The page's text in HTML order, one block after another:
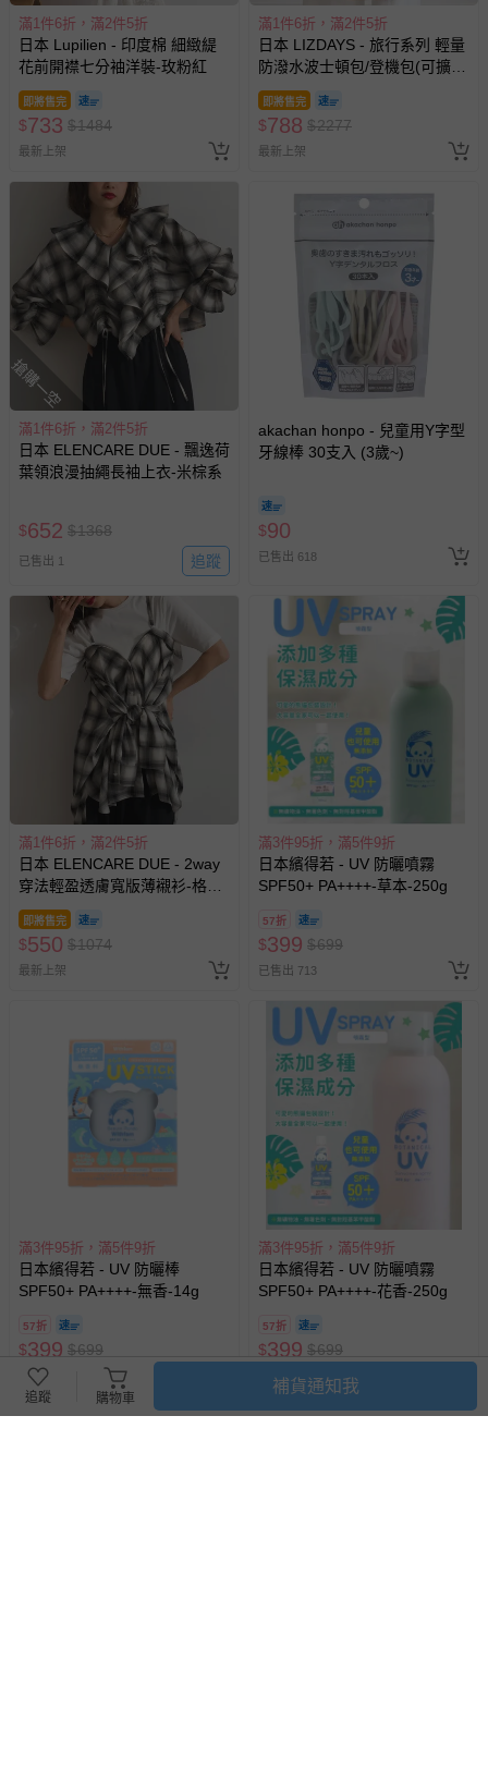
滿1件6折，滿2件5折
日本 Lupilien - 印度棉 細緻緹
花前開襟七分袖洋裝-玫粉紅
即將售完
$733 $1484
最新上架
滿1件6折，滿2件5折
日本 LIZDAYS - 旅行系列 輕量
防潑水波士頓包/登機包(可擴
張)-煙燻綠
即將售完
$788 $2277
最新上架
搶購一空
滿1件6折，滿2件5折
日本 ELENCARE DUE - 飄逸荷
葉領浪漫抽繩長袖上衣-米棕系
$652 $1368
已售出 1 追蹤
akachan honpo - 兒童用Y字型
牙線棒 30支入 (3歲~)
$90
已售出 618
滿1件6折，滿2件5折
日本 ELENCARE DUE - 2way
穿法輕盈透膚寬版薄襯衫-格紋-
米棕系
即將售完
$550 $1074
最新上架
滿3件95折，滿5件9折
日本繽得若 - UV 防曬噴霧
SPF50+ PA++++-草本-250g
57折
$399 $699
已售出 713
滿3件95折，滿5件9折
日本繽得若 - UV 防曬棒
SPF50+ PA++++-無香-14g
57折
$399 $699
已售出 703
滿3件95折，滿5件9折
日本繽得若 - UV 防曬噴霧
SPF50+ PA++++-花香-250g
57折
$399 $699
已售出 355
追蹤 購物車
補貨通知我